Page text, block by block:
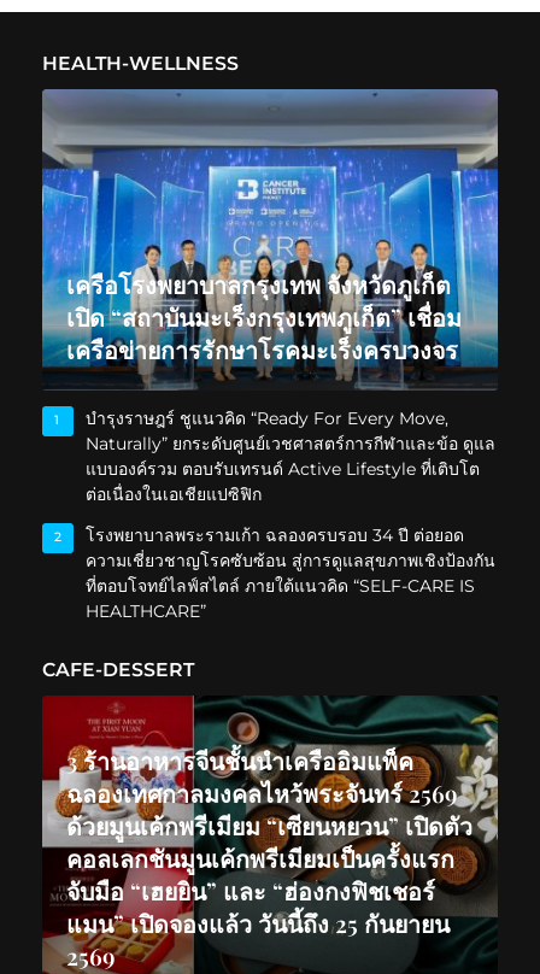
HEALTH-WELLNESS
เครือโรงพยาบาลกรุงเทพ จังหวัดภูเก็ต
เปิด “สถาบันมะเร็งกรุงเทพภูเก็ต” เชื่อม
เครือข่ายการรักษาโรคมะเร็งครบวงจร
1
บำรุงราษฎร์ ชูแนวคิด “Ready For Every Move,
Naturally” ยกระดับศูนย์เวชศาสตร์การกีฬาและข้อ ดูแล
แบบองค์รวม ตอบรับเทรนด์ Active Lifestyle ที่เติบโต
ต่อเนื่องในเอเชียแปซิฟิก
2
โรงพยาบาลพระรามเก้า ฉลองครบรอบ 34 ปี ต่อยอด
ความเชี่ยวชาญโรคซับซ้อน สู่การดูแลสุขภาพเชิงป้องกัน
ที่ตอบโจทย์ไลฟ์สไตล์ ภายใต้แนวคิด “SELF-CARE IS
HEALTHCARE”
CAFE-DESSERT
3 ร้านอาหารจีนชั้นนำเครืออิมแพ็ค
ฉลองเทศกาลมงคลไหว้พระจันทร์ 2569
ด้วยมูนเค้กพรีเมียม “เซียนหยวน” เปิดตัว
คอลเลกชันมูนเค้กพรีเมียมเป็นครั้งแรก
จับมือ “เฮยยิน” และ “ฮ่องกงฟิชเชอร์
แมน” เปิดจองแล้ว วันนี้ถึง 25 กันยายน
2569